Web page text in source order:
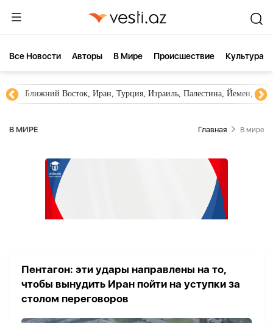
Все Новости Aвторы В Мире Происшествие Культура
Ближний Восток, Иран, Турция, Израиль, Палестина, Йемен,
В МИРЕ Главная В мире
Пентагон: эти удары направлены на то,
чтобы вынудить Иран пойти на уступки за
столом переговоров